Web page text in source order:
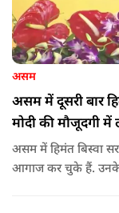
असम
असम में दूसरी बार
मोदी की मौजूदगी
असम में हिमंत बिस्वा
आगाज कर चुके हैं. उनके